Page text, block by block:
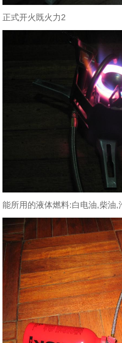
正式开火既火力2
能所用的液体燃料:白电油,柴油,